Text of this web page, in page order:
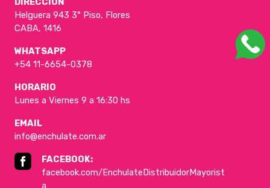
Helguera 943 3° Piso, Flores
CABA, 1416
WHATSAPP
+54 11-6654-0378
HORARIO
Lunes a Viernes 9 a 16:30 hs
EMAIL
info@enchulate.com.ar
FACEBOOK:
facebook.com/EnchulateDistribuidorMayorist
a